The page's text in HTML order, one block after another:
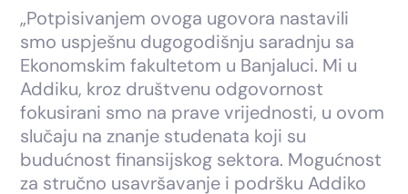
„Potpisivanjem ovoga ugovora nastavili
smo uspješnu dugogodišnju saradnju sa
Ekonomskim fakultetom u Banjaluci. Mi u
Addiku, kroz društvenu odgovornost
fokusirani smo na prave vrijednosti, u ovom
slučaju na znanje studenata koji su
budućnost finansijskog sektora. Mogućnost
za stručno usavršavanje i podršku Addiko